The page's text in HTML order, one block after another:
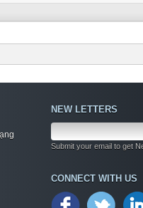
NEW LETTERS
Submit your email to get
CONNECT WITH US